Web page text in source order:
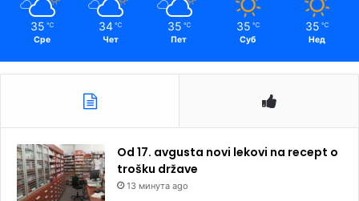
35 ℃
Сре
34 ℃
Чет
35 ℃
Пет
35 ℃
Суб
35 ℃
Нед
Od 17. avgusta novi lekovi na recept o
trošku države
13 минута ago